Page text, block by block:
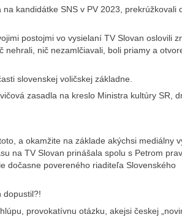
kandidátke SNS v PV 2023, prekrúžkovali
postojmi vo vysielaní TV Slovan oslovili
nehrali, nič nezamlčiavali, boli priamy a
slovenskej voličskej základne.
zasadla na kreslo Ministra kultúry SR,
a okamžite na základe akýchsi mediálny
na TV Slovan prinášala spolu s Petrom
dočasne povereného riaditeľa Slovenského
dopustil?!
provokatívnu otázku, akejsi českej